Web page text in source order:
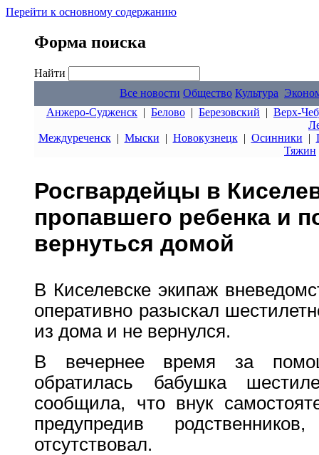
Перейти к основному содержанию
Форма поиска
Найти
Все новости Общество Культура
Анжеро-Судженск | Белово | Березовский | Верх-
Междуреченск| Мыски | Новокузнецк| Осинники |
Тяжин
Росгвардейцы в
пропавшего ребенка и
вернуться домой
В Киселевске экипаж
оперативно разыскал
из дома и не вернулся.
В вечернее время за
обратилась бабушка
сообщила, что внук
предупредив
отсутствовал.